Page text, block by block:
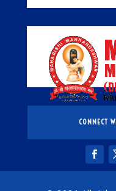
CONNECT